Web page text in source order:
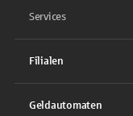
Services
Filialen
Geldautomaten